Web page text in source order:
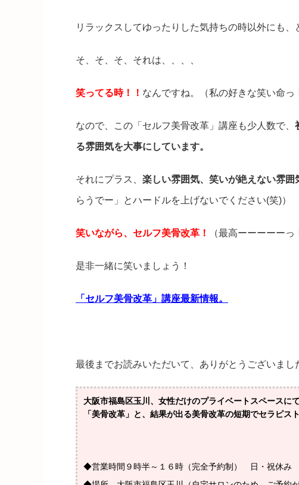
リラックスしてゆったりした気持ちの時以外にも
そ、そ、そ、それは、、、、
笑ってる時！！ なんですね。（私の好きな笑い命っ
なので、この「セルフ美骨改革」講座も少人数で、
る雰囲気を大事にしています。
それにプラス、 楽しい雰囲気、笑いが絶えない雰囲
らうでー」とハードルを上げないでください(笑)）
笑いながら、セルフ美骨改革！ （最高ーーーーーっ
是非一緒に笑いましょう！
「セルフ美骨改革」講座最新情報。
最後までお読みいただいて、ありがとうございまし
大阪市福島区玉川、女性だけのプライベートスペースに
「美骨改革」と、結果が出る美骨改革の短期でセラピス
◆営業時間９時半～１６時（完全予約制） 日・祝休み